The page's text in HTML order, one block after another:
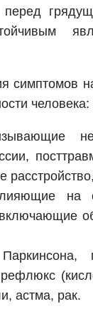
симптомов
человека:
на
астма, рак.